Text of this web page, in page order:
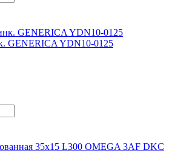
GENERICA YDN10-0125